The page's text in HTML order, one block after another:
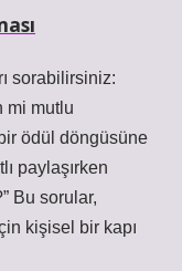
sorabilirsiniz:
mi mutlu
ödül döngüsüne
paylaşırken
Bu sorular,
kişisel bir kapı